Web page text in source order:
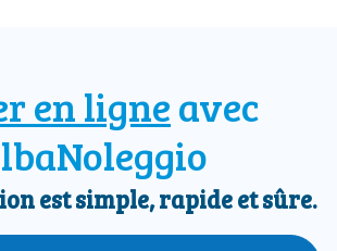
en ligneavec
est simple, rapide et sûre.